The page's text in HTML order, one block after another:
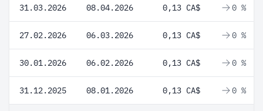
31.03.2026 08.04.2026 0,13 CA$ 0 %
27.02.2026 06.03.2026 0,13 CA$ 0 %
30.01.2026 06.02.2026 0,13 CA$ 0 %
31.12.2025 08.01.2026 0,13 CA$ 0 %